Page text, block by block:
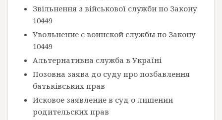
Звільнення з військової служби по Закону
10449
Увольнение с воинской службы по Закону
10449
Альтернативна служба в Україні
Позовна заява до суду про позбавлення
батьківських прав
Исковое заявление в суд о лишении
родительских прав